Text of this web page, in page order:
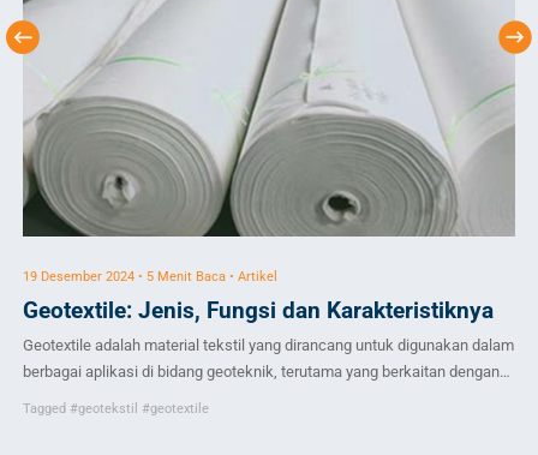
19 Desember 2024 • 5 Menit Baca • Artikel
Geotextile: Jenis, Fungsi dan Karakteristiknya
Geotextile adalah material tekstil yang dirancang untuk digunakan dalam
berbagai aplikasi di bidang geoteknik, terutama yang berkaitan dengan
pengendalian tanah dan air. Dalam dunia konstruksi, material ini
Tagged #geotekstil #geotextile